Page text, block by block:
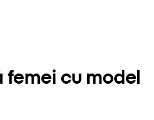
femei cu model